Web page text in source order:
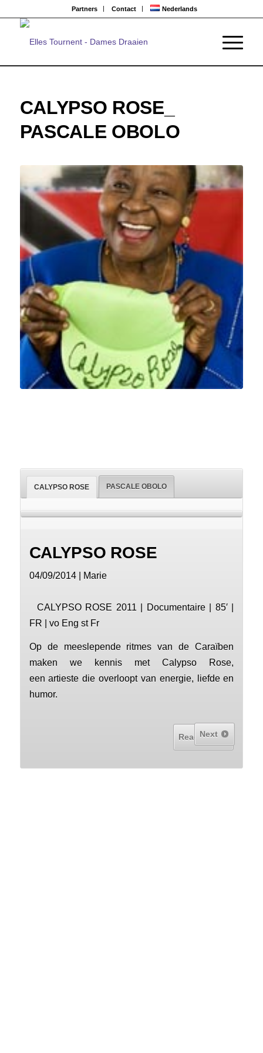
Partners Contact Nederlands
CALYPSO ROSE_
PASCALE OBOLO
CALYPSO ROSE PASCALE OBOLO
CALYPSO ROSE
04/09/2014 | Marie
CALYPSO ROSE 2011 | Documentaire | 85′ |
FR | vo Eng st Fr
Op de meeslepende ritmes van de Caraïben
maken we kennis met Calypso Rose,
een artieste die overloopt van energie, liefde en
humor.
Read More...
Next